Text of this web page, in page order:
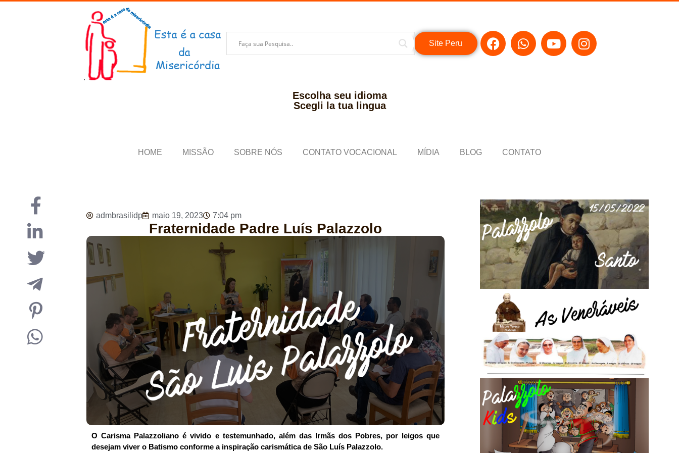
Site Peru
Escolha seu idioma
Scegli la tua lingua
HOME MISSÃO SOBRE NÓS CONTATO VOCACIONAL MÍDIA BLOG CONTATO
admbrasilidp maio 19, 2023 7:04 pm
Fraternidade Padre Luís Palazzolo
O Carisma Palazzoliano é vivido e testemunhado, além das Irmãs dos Pobres, por leigos que
desejam viver o Batismo conforme a inspiração carismática de São Luís Palazzolo.